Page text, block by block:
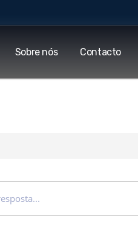
Sobre nós Contacto